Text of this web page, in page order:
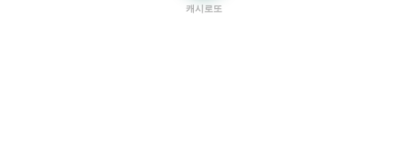
캐시로또